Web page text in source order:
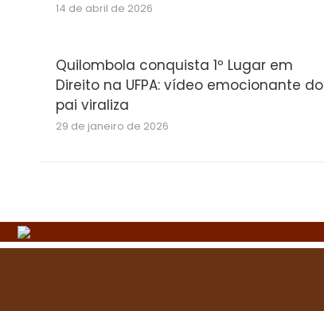
14 de abril de 2026
Quilombola conquista 1º Lugar em
Direito na UFPA: vídeo emocionante do
pai viraliza
29 de janeiro de 2026